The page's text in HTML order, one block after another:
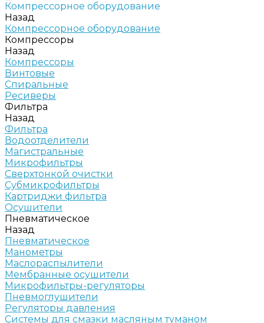
Компрессорное оборудование
Назад
Компрессорное оборудование
Компрессоры
Назад
Компрессоры
Винтовые
Спиральные
Ресиверы
Фильтра
Назад
Фильтра
Водоотделители
Магистральные
Микрофильтры
Сверхтонкой очистки
Субмикрофильтры
Картриджи фильтра
Осушители
Пневматическое
Назад
Пневматическое
Манометры
Маслораспылители
Мембранные осушители
Микрофильтры-регуляторы
Пневмоглушители
Регуляторы давления
Системы для смазки масляным туманом